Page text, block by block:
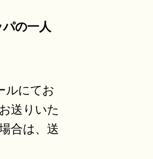
の一人
ルにてお
送りいた
合は、送